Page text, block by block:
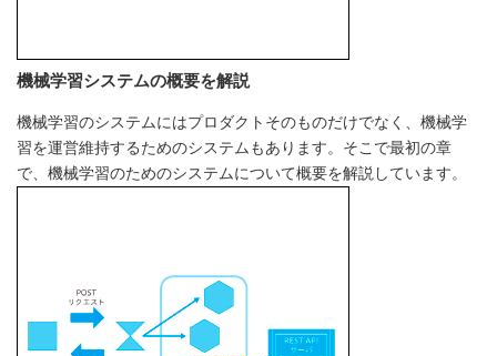
機械学習システムの概要を解説
機械学習のシステムにはプロダクトそのものだけでなく、機械学
習を運営維持するためのシステムもあります。そこで最初の章
で、機械学習のためのシステムについて概要を解説しています。